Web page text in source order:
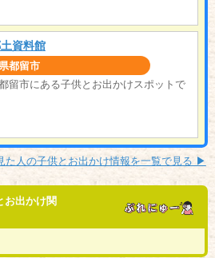
資料館
都留市
留市にある子供とお出かけスポットで
た人の子供とお出かけ情報を一覧で見る ▶︎
お出かけ関